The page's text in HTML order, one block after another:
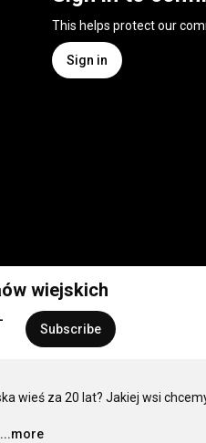
This helps protect our
Sign in
wiejskich
Subscribe
wieś za 20 lat? Jakiej wsi
…
...more